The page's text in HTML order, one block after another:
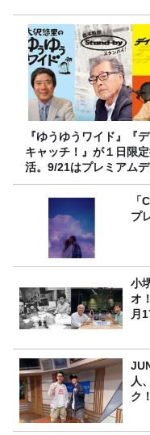
『ゆうゆうワイド』『デ
キャッチ！』が１日限
活。9/21はプレミアム
プ
小
オ
月
JUNK バナナマン
人
ク